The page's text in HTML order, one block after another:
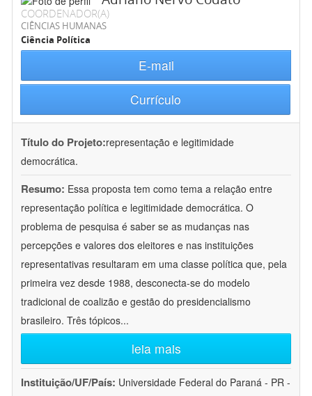
COORDENADOR(A)
CIÊNCIAS HUMANAS
Ciência Política
E-mail
Currículo
Título do Projeto:representação e legitimidade
democrática.
Resumo: Essa proposta tem como tema a relação entre
representação política e legitimidade democrática. O
problema de pesquisa é saber se as mudanças nas
percepções e valores dos eleitores e nas instituições
representativas resultaram em uma classe política que, pela
primeira vez desde 1988, desconecta-se do modelo
tradicional de coalizão e gestão do presidencialismo
brasileiro. Três tópicos...
leia mais
Instituição/UF/País: Universidade Federal do Paraná - PR -